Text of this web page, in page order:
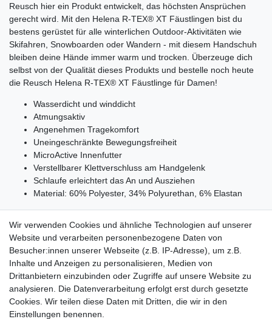
Reusch hier ein Produkt entwickelt, das höchsten Ansprüchen
gerecht wird. Mit den Helena R-TEX® XT Fäustlingen bist du
bestens gerüstet für alle winterlichen Outdoor-Aktivitäten wie
Skifahren, Snowboarden oder Wandern - mit diesem Handschuh
bleiben deine Hände immer warm und trocken. Überzeuge dich
selbst von der Qualität dieses Produkts und bestelle noch heute
die Reusch Helena R-TEX® XT Fäustlinge für Damen!
Wasserdicht und winddicht
Atmungsaktiv
Angenehmen Tragekomfort
Uneingeschränkte Bewegungsfreiheit
MicroActive Innenfutter
Verstellbarer Klettverschluss am Handgelenk
Schlaufe erleichtert das An und Ausziehen
Material: 60% Polyester, 34% Polyurethan, 6% Elastan
Lieferzeit etwa 1 bis 3 Werktage
Versand mit DHL
14 Tage Rückgaberecht
Wir verwenden Cookies und ähnliche Technologien auf unserer
Website und verarbeiten personenbezogene Daten von
Besucher:innen unserer Webseite (z.B. IP-Adresse), um z.B.
Inhalte und Anzeigen zu personalisieren, Medien von
Drittanbietern einzubinden oder Zugriffe auf unsere Website zu
analysieren. Die Datenverarbeitung erfolgt erst durch gesetzte
Cookies. Wir teilen diese Daten mit Dritten, die wir in den
Einstellungen benennen.